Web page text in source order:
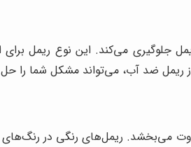
می‌کند. این نوع ریمل برای
ضد آب، می‌تواند مشکل شما را
می‌بخشد. ریمل‌های رنگی در رنگ‌های